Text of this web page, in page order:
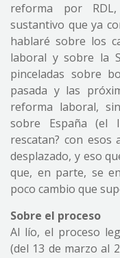
reforma por
sustantivo que ya
hablaré sobre los
laboral y sobre la
pinceladas sobre
pasada y las
reforma laboral,
sobre España (el
rescatan? con
desplazado, y eso
que, en parte, se
poco cambio que
Sobre el proceso
Al lío, el proceso
(del 13 de marzo al